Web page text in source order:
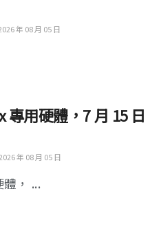
年 08 月 05 日
專用硬體，7 月 15 日
年 08 月 05 日
， ...